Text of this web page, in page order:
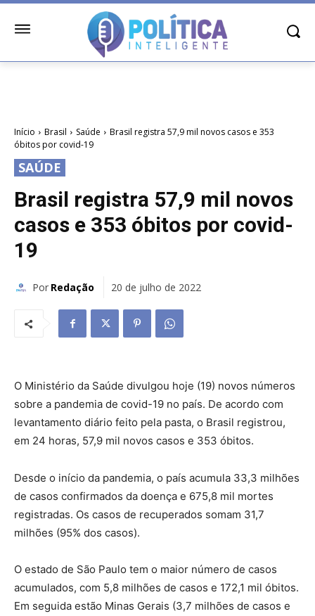
Início Brasil Saúde
Brasil registra 57,9 mil novos casos e 353
óbitos por covid-19
SAÚDE
Brasil registra 57,9 mil novos
casos e 353 óbitos por covid-
19
Por Redação 20 de julho de 2022
O Ministério da Saúde divulgou hoje (19) novos números
sobre a pandemia de covid-19 no país. De acordo com
levantamento diário feito pela pasta, o Brasil registrou,
em 24 horas, 57,9 mil novos casos e 353 óbitos.
Desde o início da pandemia, o país acumula 33,3 milhões
de casos confirmados da doença e 675,8 mil mortes
registradas. Os casos de recuperados somam 31,7
milhões (95% dos casos).
O estado de São Paulo tem o maior número de casos
acumulados, com 5,8 milhões de casos e 172,1 mil óbitos.
Em seguida estão Minas Gerais (3,7 milhões de casos e